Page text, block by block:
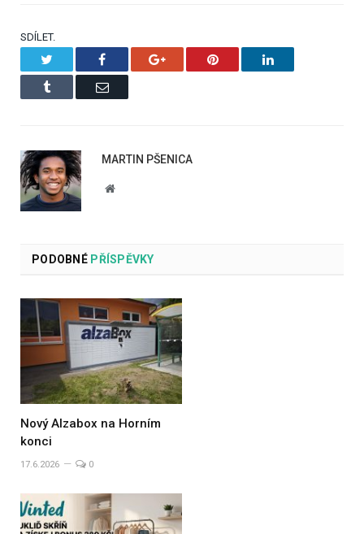
SDÍLET.
Facebook Google+ Pinterest LinkedIn
Tumblr Email
MARTIN PŠENICA
Website
PODOBNÉPŘÍSPĚVKY
Nový Alzabox na Horním
konci
17.6.2026 0